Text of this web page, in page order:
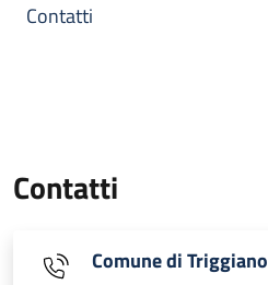
Contatti
Contatti
Comune di Triggiano